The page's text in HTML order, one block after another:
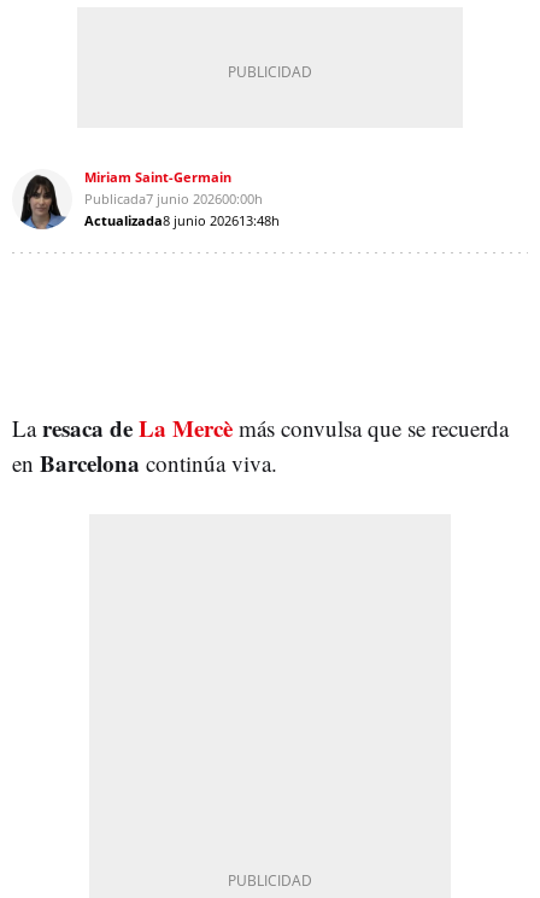
Miriam Saint-Germain
Publicada7 junio 202600:00h
Actualizada8 junio 202613:48h
Laresaca deLa Mercè más convulsa que se recuerda
en Barcelona continúa viva.